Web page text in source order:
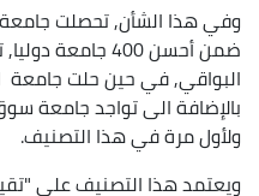
وفي هذا الشأن, تحصلت جامعة
ضمن أحسن 400 جامعة
البواقي, في حين حلت جامعة
بالإضافة الى تواجد جامعة
ولأول مرة في هذا التصنيف.
ويعتمد هذا التصنيف على